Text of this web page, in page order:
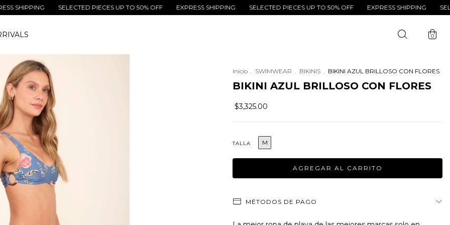
SELECTED PIECES UP TO 50% OFF EXPRESS SHIPPING SELECTED PIECES UP TO 50% OFF EXPRESS SHIPPING SELECTED
0
Inicio SWIMWEAR BIKINIS BIKINI AZUL BRILLOSO CON FLORES
BIKINI AZUL BRILLOSO CON FLORES
$3,325.00
TALLA M
MÉTODOS DE PAGO